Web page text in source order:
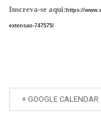
Inscreva-se aqui: https://
extensao-747575/
+ GOOGLE CALENDAR